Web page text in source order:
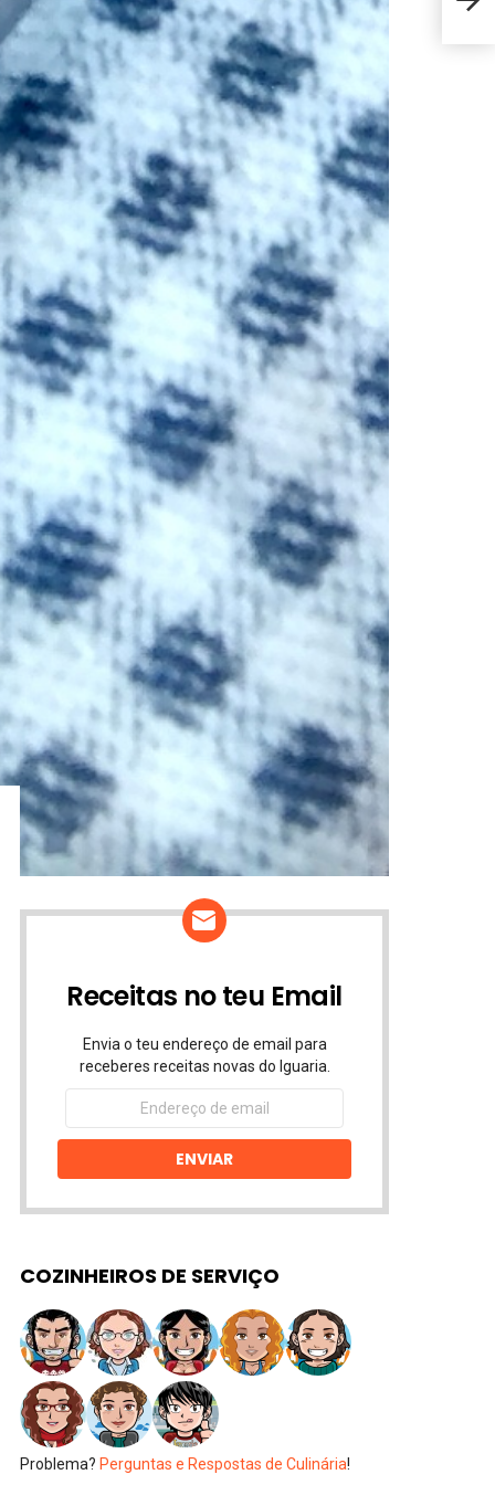
Receitas no teu Email
Envia o teu endereço de email para
receberes receitas novas do Iguaria.
Endereço
email
ENVIAR
COZINHEIROS DE SERVIÇO
Problema? Perguntas e Respostas de Culinária!